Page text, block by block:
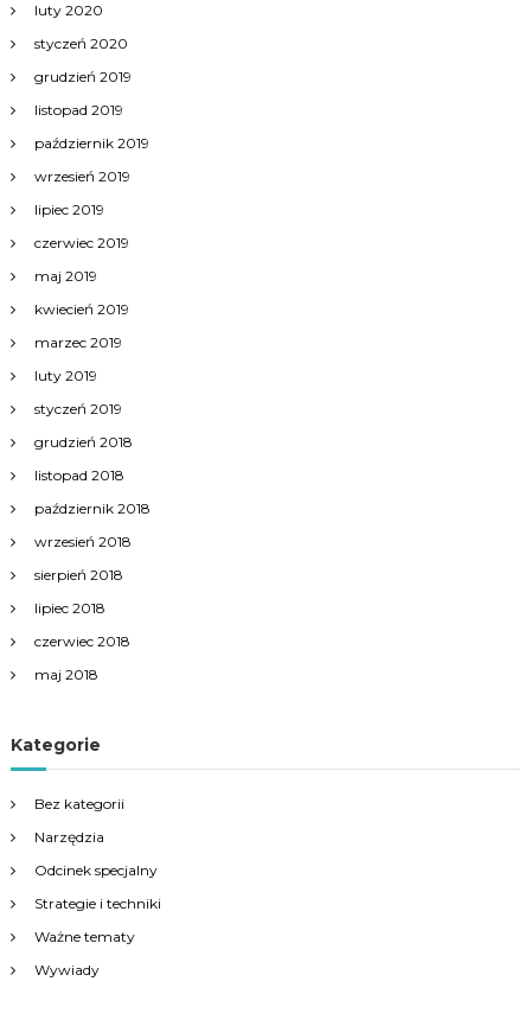
luty 2020
styczeń 2020
grudzień 2019
listopad 2019
październik 2019
wrzesień 2019
lipiec 2019
czerwiec 2019
maj 2019
kwiecień 2019
marzec 2019
luty 2019
styczeń 2019
grudzień 2018
listopad 2018
październik 2018
wrzesień 2018
sierpień 2018
lipiec 2018
czerwiec 2018
maj 2018
Kategorie
Bez kategorii
Narzędzia
Odcinek specjalny
Strategie i techniki
Ważne tematy
Wywiady